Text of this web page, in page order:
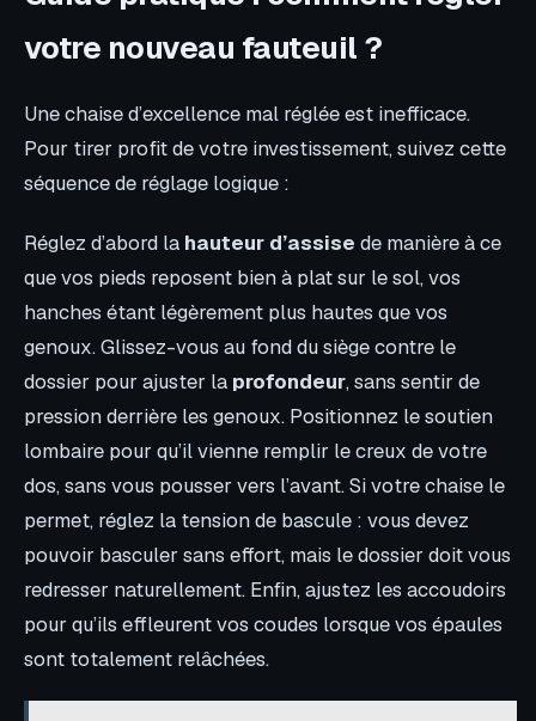
votre nouveau fauteuil ?
Une chaise d’excellence mal réglée est inefficace.
Pour tirer profit de votre investissement, suivez cette
séquence de réglage logique :
Réglez d’abord la hauteur d’assise de manière à ce
que vos pieds reposent bien à plat sur le sol, vos
hanches étant légèrement plus hautes que vos
genoux. Glissez-vous au fond du siège contre le
dossier pour ajuster la profondeur, sans sentir de
pression derrière les genoux. Positionnez le soutien
lombaire pour qu’il vienne remplir le creux de votre
dos, sans vous pousser vers l’avant. Si votre chaise le
permet, réglez la tension de bascule : vous devez
pouvoir basculer sans effort, mais le dossier doit vous
redresser naturellement. Enfin, ajustez les accoudoirs
pour qu’ils effleurent vos coudes lorsque vos épaules
sont totalement relâchées.